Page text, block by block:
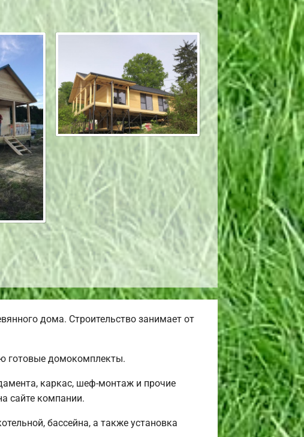
дома. Строительство занимает от
готовые домокомплекты.
каркас, шеф-монтаж и прочие
сайте компании.
бассейна, а также установка